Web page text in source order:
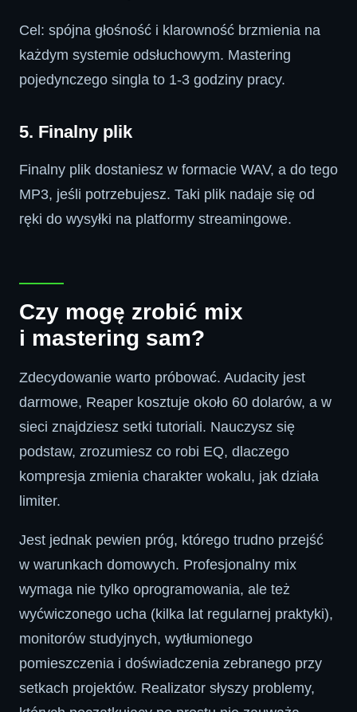
Cel: spójna głośność i klarowność brzmienia na
każdym systemie odsłuchowym. Mastering
pojedynczego singla to 1-3 godziny pracy.
5. Finalny plik
Finalny plik dostaniesz w formacie WAV, a do tego
MP3, jeśli potrzebujesz. Taki plik nadaje się od
ręki do wysyłki na platformy streamingowe.
Czy mogę zrobić mix
i mastering sam?
Zdecydowanie warto próbować. Audacity jest
darmowe, Reaper kosztuje około 60 dolarów, a w
sieci znajdziesz setki tutoriali. Nauczysz się
podstaw, zrozumiesz co robi EQ, dlaczego
kompresja zmienia charakter wokalu, jak działa
limiter.
Jest jednak pewien próg, którego trudno przejść
w warunkach domowych. Profesjonalny mix
wymaga nie tylko oprogramowania, ale też
wyćwiczonego ucha (kilka lat regularnej praktyki),
monitorów studyjnych, wytłumionego
pomieszczenia i doświadczenia zebranego przy
setkach projektów. Realizator słyszy problemy,